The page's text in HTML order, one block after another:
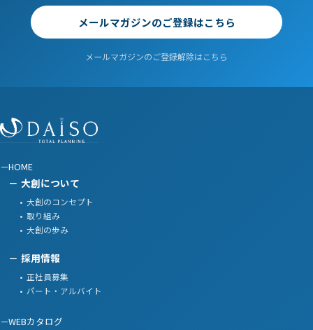
メールマガジンのご登録はこちら
メールマガジンのご登録解除はこちら
HOME
大創について
大創のコンセプト
取り組み
大創の歩み
採用情報
正社員募集
パート・アルバイト
WEBカタログ